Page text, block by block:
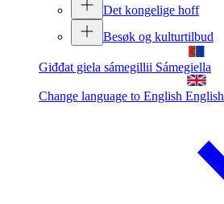
Det kongelige hoff
Besøk og kulturtilbud
Giđđat giela sámegillii Sámegiella
Change language to English English